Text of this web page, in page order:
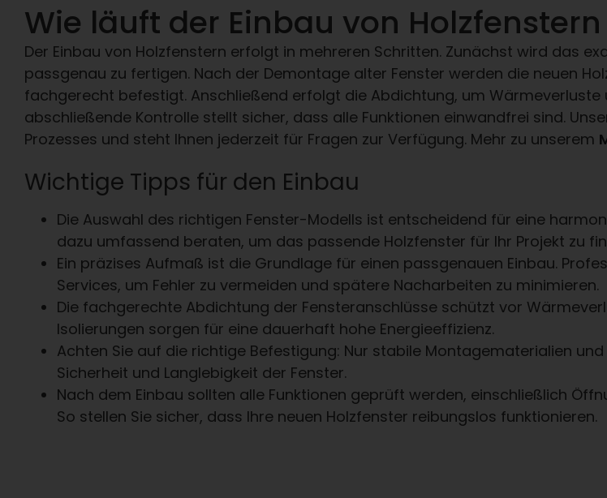
Wie läuft der Einbau von
Der Einbau von Holzfenstern erfolgt in mehreren Schritten. Zunächst wird das
passgenau zu fertigen. Nach der Demontage alter Fenster werden die neuen
fachgerecht befestigt. Anschließend erfolgt die Abdichtung, um Wärmeverluste
abschließende Kontrolle stellt sicher, dass alle Funktionen einwandfrei sind.
Prozesses und steht Ihnen jederzeit für Fragen zur Verfügung. Mehr zu unserem
Wichtige Tipps für den Einbau
Die Auswahl des richtigen Fenster-Modells ist entscheidend für eine
dazu umfassend beraten, um das passende Holzfenster für Ihr Projekt zu
Ein präzises Aufmaß ist die Grundlage für einen passgenauen Einbau.
Services, um Fehler zu vermeiden und spätere Nacharbeiten zu minimieren.
Die fachgerechte Abdichtung der Fensteranschlüsse schützt vor
Isolierungen sorgen für eine dauerhaft hohe Energieeffizienz.
Achten Sie auf die richtige Befestigung: Nur stabile Montagematerialien
Sicherheit und Langlebigkeit der Fenster.
Nach dem Einbau sollten alle Funktionen geprüft werden, einschließlich
So stellen Sie sicher, dass Ihre neuen Holzfenster reibungslos funktionieren.